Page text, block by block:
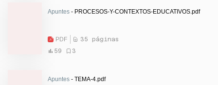
Apuntes - PROCESOS-Y-CONTEXTOS-EDUCATIVOS.pdf
PDF
35 páginas
59
3
Apuntes - TEMA-4.pdf